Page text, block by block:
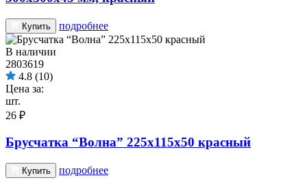
Купить подробнее
В наличии
2803619
4.8 (10)
Цена за:
шт.
26 ₽
Брусчатка “Волна” 225х115х50 красный
Купить подробнее